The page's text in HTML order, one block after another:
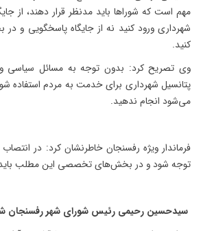
مهم است که شوراها باید مدنظر قرار دهند، از
شهرداری ورود کنید نه از جایگاه پاسخگویی و
کنید.
وی تصریح کرد: بدون توجه به مسائل سیاسی
پتانسیل شهرداری برای خدمت به مردم استفاده
می‌شود انجام ندهید.
فرماندار ویژه رفسنجان خاطرنشان کرد: در
توجه شود و در بخش‌های تخصصی این مطلب باید
سیدحسین رحیمی رئیس شورای شهر رفسنجان